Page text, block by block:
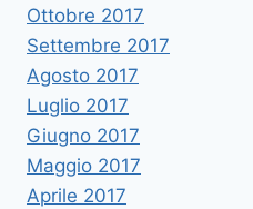
Ottobre 2017
Settembre 2017
Agosto 2017
Luglio 2017
Giugno 2017
Maggio 2017
Aprile 2017